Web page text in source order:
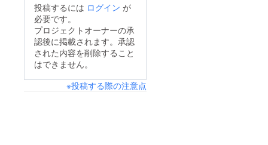
投稿するには ログイン が
必要です。
プロジェクトオーナーの承
認後に掲載されます。承認
された内容を削除すること
はできません。
※投稿する際の注意点